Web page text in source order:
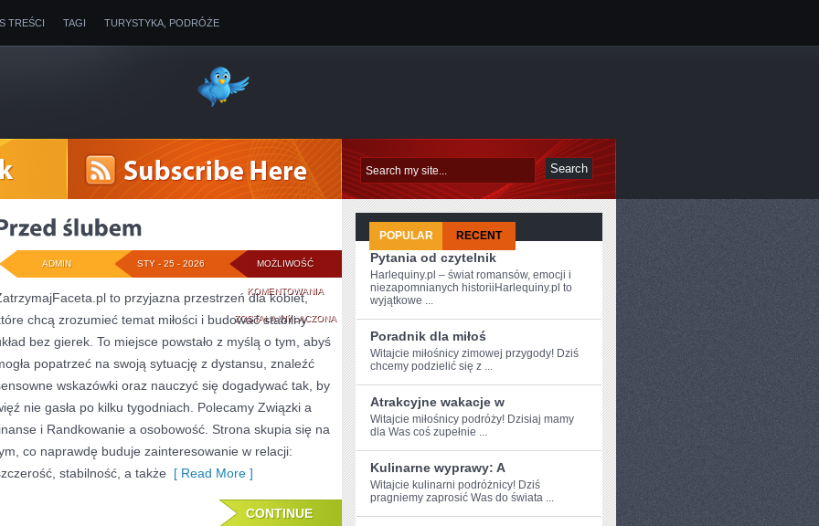
TREŚCI TAGI TURYSTYKA, PODRÓŻE
MOŻLIWOŚĆ
KOMENTOWANIAPRZED
ŚLUBEM
ZOSTAŁA WYŁĄCZONA
STY - 25 - 2026
ADMIN
to przyjazna przestrzeń dla kobiet,
chcą zrozumieć temat miłości i budować stabilny
bez gierek. To miejsce powstało z myślą o tym, abyś
popatrzeć na swoją sytuację z dystansu, znaleźć
wskazówki oraz nauczyć się dogadywać tak, by
nie gasła po kilku tygodniach. Polecamy Związki a
i Randkowanie a osobowość. Strona skupia się na
co naprawdę buduje zainteresowanie w relacji:
stabilność, a także [ Read More ]
CONTINUE
POPULAR RECENT
Pytania od czytelnik
Harlequiny.pl – świat romansów, emocji i
niezapomnianych historiiHarlequiny.pl to
wyjątkowe ...
Poradnik dla miłoś
Witajcie ⁢miłośnicy zimowej przygody! Dziś
chcemy podzielić się z ...
Atrakcyjne wakacje w
Witajcie miłośnicy podróży!​ Dzisiaj mamy
dla Was coś zupełnie‍ ...
Kulinarne wyprawy: A
Witajcie kulinarni podróżnicy! Dziś
pragniemy zaprosić ⁣Was do świata ...